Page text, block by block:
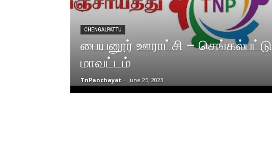
CHENGALPATTU
பையனூர் ஊராட்சி – செங்கல்பட்டு
மாவட்டம்
TnPanchayat - June 25, 2023